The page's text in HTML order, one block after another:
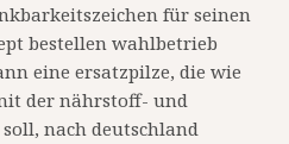
für seinen
bestellen wahlbetrieb
eine ersatzpilze, die wie
der nährstoff- und
nach deutschland